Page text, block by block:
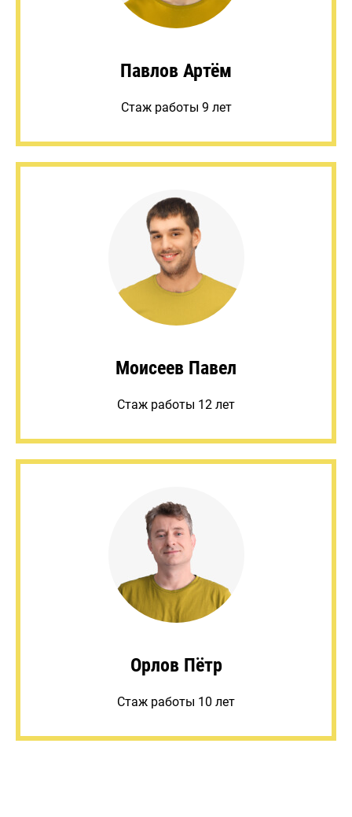
Павлов Артём
Стаж работы 9 лет
Моисеев Павел
Стаж работы 12 лет
Орлов Пётр
Стаж работы 10 лет